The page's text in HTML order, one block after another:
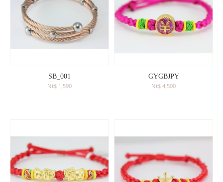
SB_001
Nt$ 1,590
GYGBJPY
Nt$ 4,500